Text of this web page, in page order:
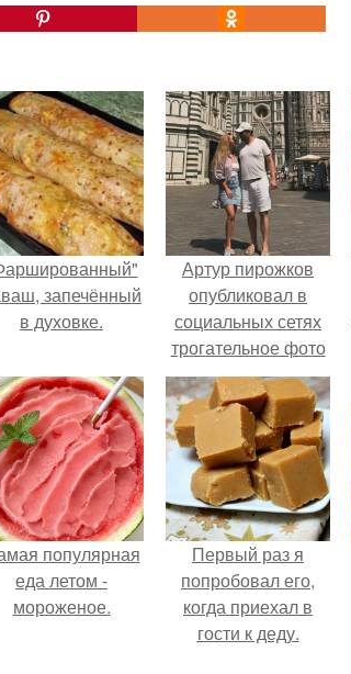
запечённый
в духовке.
Артур пирожков
опубликовал в
социальных сетях
трогательное фото
с супругой
Анжеликой,
сделанное во
время их недавнего
путешествия в
Италию.
популярная
еда летом -
мороженое.
Первый раз я
попробовал его,
когда приехал в
гости к деду.